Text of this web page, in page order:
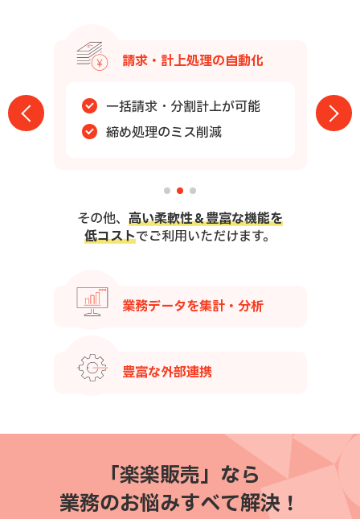
ルーチンワークの効率化
作業スピードUP
人為的ミスの削減
その他、 高い柔軟性＆豊富な機能を
低コストでご利用いただけます。
業務データを集計・分析
豊富な外部連携
「楽楽販売」なら
業務のお悩みすべて解決！